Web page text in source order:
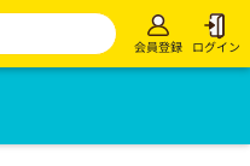
会員登録 ログイン